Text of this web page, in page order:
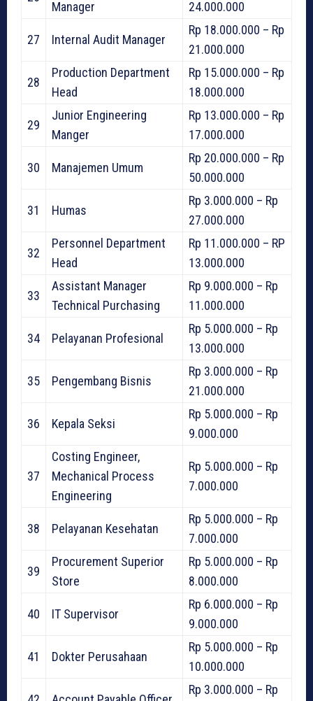
Manager
24.000.000
27 Internal Audit Manager
Rp 18.000.000 – Rp
21.000.000
28
Production Department
Head
Rp 15.000.000 – Rp
18.000.000
29
Junior Engineering
Manger
Rp 13.000.000 – Rp
17.000.000
30 Manajemen Umum
Rp 20.000.000 – Rp
50.000.000
31 Humas
Rp 3.000.000 – Rp
27.000.000
32
Personnel Department
Head
Rp 11.000.000 – RP
13.000.000
33
Assistant Manager
Technical Purchasing
Rp 9.000.000 – Rp
11.000.000
34 Pelayanan Profesional
Rp 5.000.000 – Rp
13.000.000
35 Pengembang Bisnis
Rp 3.000.000 – Rp
21.000.000
36 Kepala Seksi
Rp 5.000.000 – Rp
9.000.000
37
Costing Engineer,
Mechanical Process
Engineering
Rp 5.000.000 – Rp
7.000.000
38 Pelayanan Kesehatan
Rp 5.000.000 – Rp
7.000.000
39
Procurement Superior
Store
Rp 5.000.000 – Rp
8.000.000
40 IT Supervisor
Rp 6.000.000 – Rp
9.000.000
41 Dokter Perusahaan
Rp 5.000.000 – Rp
10.000.000
Rp 3.000.000 – Rp